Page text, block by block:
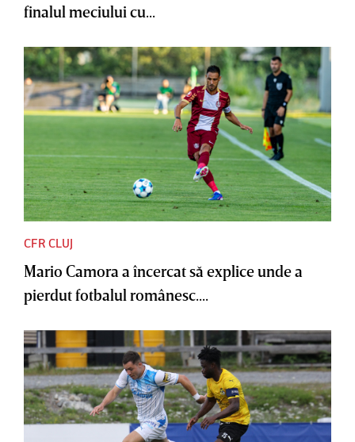
finalul meciului cu...
CFR CLUJ
Mario Camora a încercat să explice unde a
pierdut fotbalul românesc....